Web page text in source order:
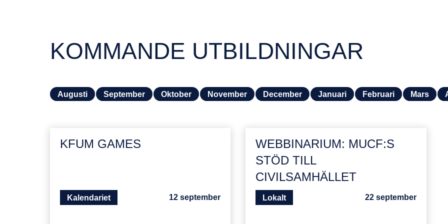
KOMMANDE UTBILDNINGAR
Augusti September Oktober November December Januari Februari Mars
KFUM GAMES
Kalendariet 12 september
WEBBINARIUM: MUCF:S
STÖD TILL
CIVILSAMHÄLLET
Lokalt 22 september